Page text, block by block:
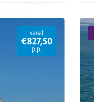
vanaf
€827,50
p.p.